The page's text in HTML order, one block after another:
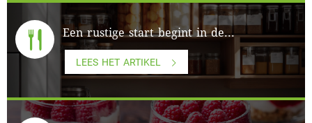
Een rustige start begint in de...
LEES HET ARTIKEL